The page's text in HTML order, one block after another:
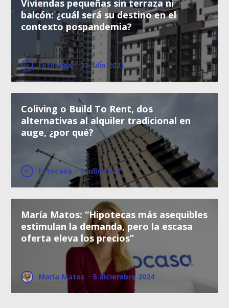
Viviendas pequeñas sin terraza ni
balcón: ¿cuál será su destino en el
contexto pospandemia?
Fotocasa · 27 julio 2021
Coliving o Build To Rent, dos
alternativas al alquiler tradicional en
auge, ¿por qué?
Fotocasa · 5 julio 2021
María Matos: “Hipotecas más asequibles
estimulan la demanda, pero la escasa
oferta eleva los precios”
María Matos · 5 diciembre 2024